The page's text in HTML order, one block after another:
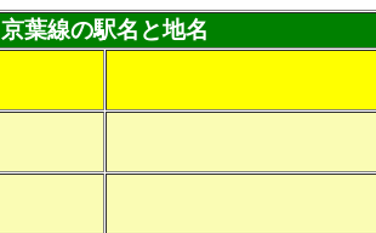
京葉線の駅名と地名